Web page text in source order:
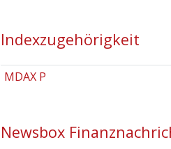
Indexzugehörigkeit
MDAX P
Newsbox